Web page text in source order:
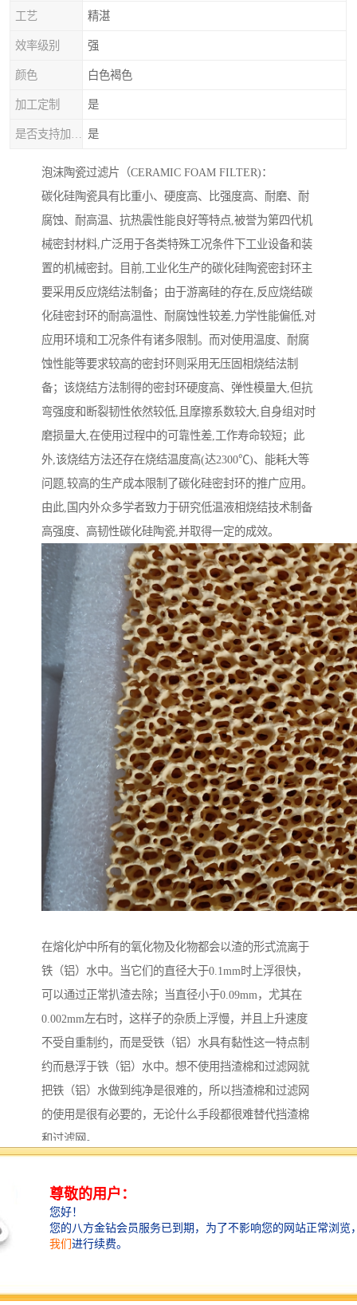
工艺 精湛
效率级别 强
颜色 白色褐色
加工定制 是
是
泡沫陶瓷过滤片（CERAMIC FOAM FILTER)：
碳化硅陶瓷具有比重小、硬度高、比强度高、耐磨、耐
腐蚀、耐高温、抗热震性能良好等特点,被誉为第四代机
械密封材料,广泛用于各类特殊工况条件下工业设备和装
置的机械密封。目前,工业化生产的碳化硅陶瓷密封环主
要采用反应烧结法制备；由于游离硅的存在,反应烧结碳
化硅密封环的耐高温性、耐腐蚀性较差,力学性能偏低,对
应用环境和工况条件有诸多限制。而对使用温度、耐腐
蚀性能等要求较高的密封环则采用无压固相烧结法制
备；该烧结方法制得的密封环硬度高、弹性模量大,但抗
弯强度和断裂韧性依然较低,且摩擦系数较大,自身组对时
磨损量大,在使用过程中的可靠性差,工作寿命较短；此
外,该烧结方法还存在烧结温度高(达2300℃)、能耗大等
问题,较高的生产成本限制了碳化硅密封环的推广应用。
由此,国内外众多学者致力于研究低温液相烧结技术制备
高强度、高韧性碳化硅陶瓷,并取得一定的成效。
在熔化炉中所有的氧化物及化物都会以渣的形式流离于
铁（铝）水中。当它们的直径大于0.1mm时上浮很快，
可以通过正常扒渣去除；当直径小于0.09mm，尤其在
0.002mm左右时，这样子的杂质上浮慢，并且上升速度
不受自重制约，而是受铁（铝）水具有黏性这一特点制
约而悬浮于铁（铝）水中。想不使用挡渣棉和过滤网就
把铁（铝）水做到纯净是很难的，所以挡渣棉和过滤网
的使用是很有必要的，无论什么手段都很难替代挡渣棉
和过滤网。